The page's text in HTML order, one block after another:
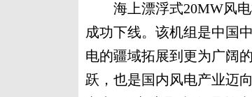
海上漂浮式20MW风电
成功下线。该机组是中国
电的疆域拓展到更为广阔
跃，也是国内风电产业迈